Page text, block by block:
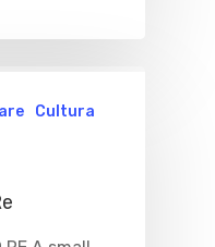
Cultura